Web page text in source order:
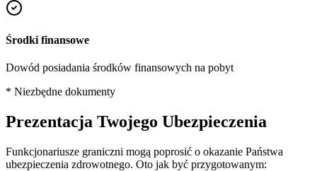
Środki finansowe
Dowód posiadania środków finansowych na pobyt
* Niezbędne dokumenty
Prezentacja Twojego Ubezpieczenia
Funkcjonariusze graniczni mogą poprosić o okazanie Państwa
ubezpieczenia zdrowotnego. Oto jak być przygotowanym: